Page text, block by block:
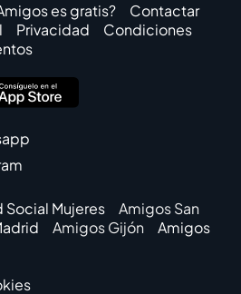
es gratis?
Contactar
Privacidad
Condiciones
Social Mujeres
Amigos San
Amigos Gijón
Amigos